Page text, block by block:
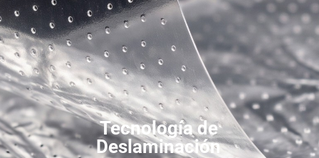
Tecnología de
Deslaminación